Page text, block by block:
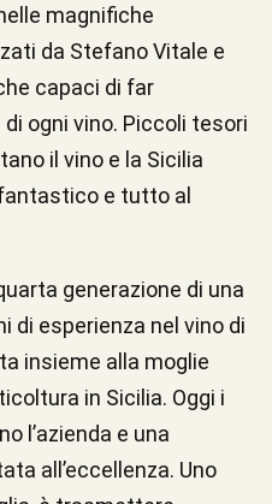
magnifiche
da Stefano Vitale e
capaci di far
ogni vino. Piccoli tesori
il vino e la Sicilia
e tutto al
generazione di una
di esperienza nel vino di
insieme alla moglie
in Sicilia. Oggi i
l’azienda e una
all’eccellenza. Uno